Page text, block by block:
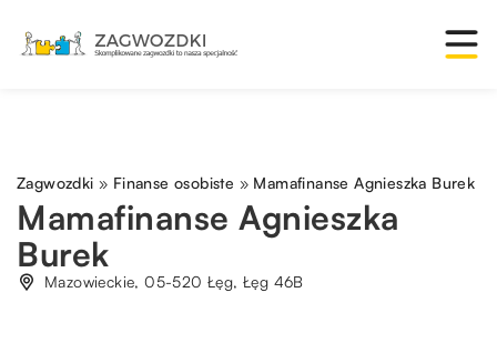
Zagwozdki » Finanse osobiste » Mamafinanse Agnieszka Burek
Mamafinanse Agnieszka
Burek
Mazowieckie, 05-520 Łęg, Łęg 46B